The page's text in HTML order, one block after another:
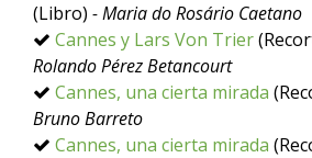
(Libro) - Maria do Rosário Caetano
Cannes y Lars Von Trier
Rolando Pérez Betancourt
Cannes, una cierta mirada
Bruno Barreto
Cannes, una cierta mirada